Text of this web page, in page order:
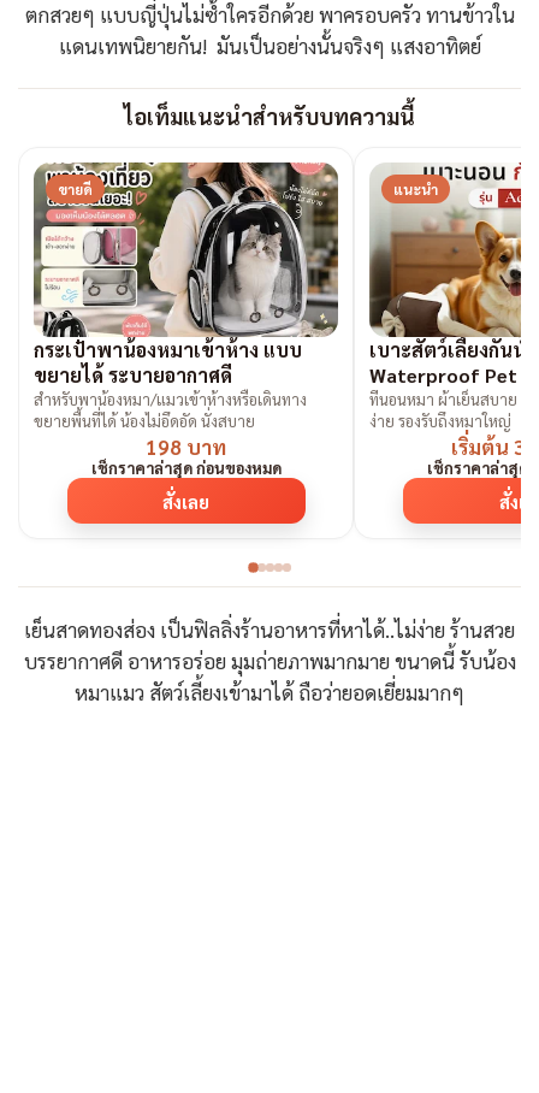
ตกสวยๆ แบบญี่ปุ่นไม่ซ้ำใครอีกด้วย พาครอบครัว ทานข้าวใน
แดนเทพนิยายกัน! มันเป็นอย่างนั้นจริงๆ แสงอาทิตย์
ไอเท็มแนะนำสำหรับบทความนี้
ขายดี
กระเป๋าพาน้องหมาเข้าห้าง แบบ
ขยายได้ ระบายอากาศดี
สำหรับพาน้องหมา/แมวเข้าห้างหรือเดินทาง
ขยายพื้นที่ได้ น้องไม่อึดอัด นั่งสบาย
198 บาท
เช็กราคาล่าสุด ก่อนของหมด
สั่งเลย
แนะนำ
เบาะสัตว์เลี้ยงกันน้
Waterproof Pet
ที่นอนหมา ผ้าเย็นสบาย กั
ง่าย รองรับถึงหมาใหญ่
เริ่มต้น
เช็กราคาล่าสุด
สั่งเ
เย็นสาดทองส่อง เป็นฟิลลิ่งร้านอาหารที่หาได้..ไม่ง่าย ร้านสวย
บรรยากาศดี อาหารอร่อย มุมถ่ายภาพมากมาย ขนาดนี้ รับน้อง
หมาแมว สัตว์เลี้ยงเข้ามาได้ ถือว่ายอดเยี่ยมมากๆ